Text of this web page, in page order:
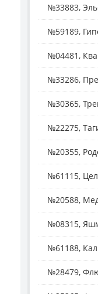
№33883,
№59189,
№04481,
№33286,
№30365,
№22275,
№20355,
№61115,
№20588,
№08315,
№61188,
№28479,